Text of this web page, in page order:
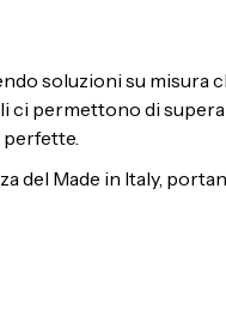
soluzioni su misura
permettono di
perfette.
del Made in Italy,